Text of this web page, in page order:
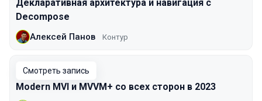
Декларативная архитектура и навигация с
Decompose
Алексей Панов Контур
Смотреть запись
Modern MVI и MVVM+ со всех сторон в 2023